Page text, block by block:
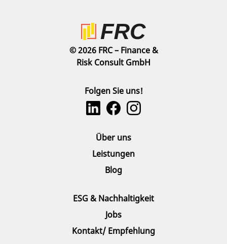
© 2026 FRC – Finance &
Risk Consult GmbH
Folgen Sie uns!
Über uns
Leistungen
Blog
ESG & Nachhaltigkeit
Jobs
Kontakt/ Empfehlung